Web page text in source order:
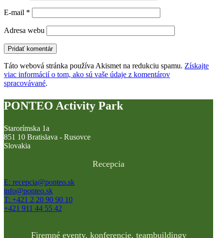
E-mail *
Adresa webu
Táto webová stránka používa Akismet na redukciu spamu. Získajte
viac informácií o tom, ako sú vaše údaje z komentárov
spracovávané.
PONTEO Activity Park
Starorímska 1a
851 10 Bratislava - Rusovce
Slovakia
Recepcia
E: recepcia@ponteo.sk
info@ponteo.sk
T: +421 2 20 90 90 10
+421 911 44 55 42
Firemné eventy, konferencie, teambuildingy